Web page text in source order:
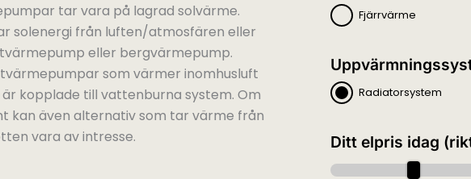
tar vara på lagrad solvärme.
solenergi från luften/atmosfären eller
eller bergvärmepump.
som värmer inomhusluft
kopplade till vattenburna system. Om
kan även alternativ som tar värme från
vara av intresse.
Fjärrvärme
Radiatorsystem
Ditt elpris idag